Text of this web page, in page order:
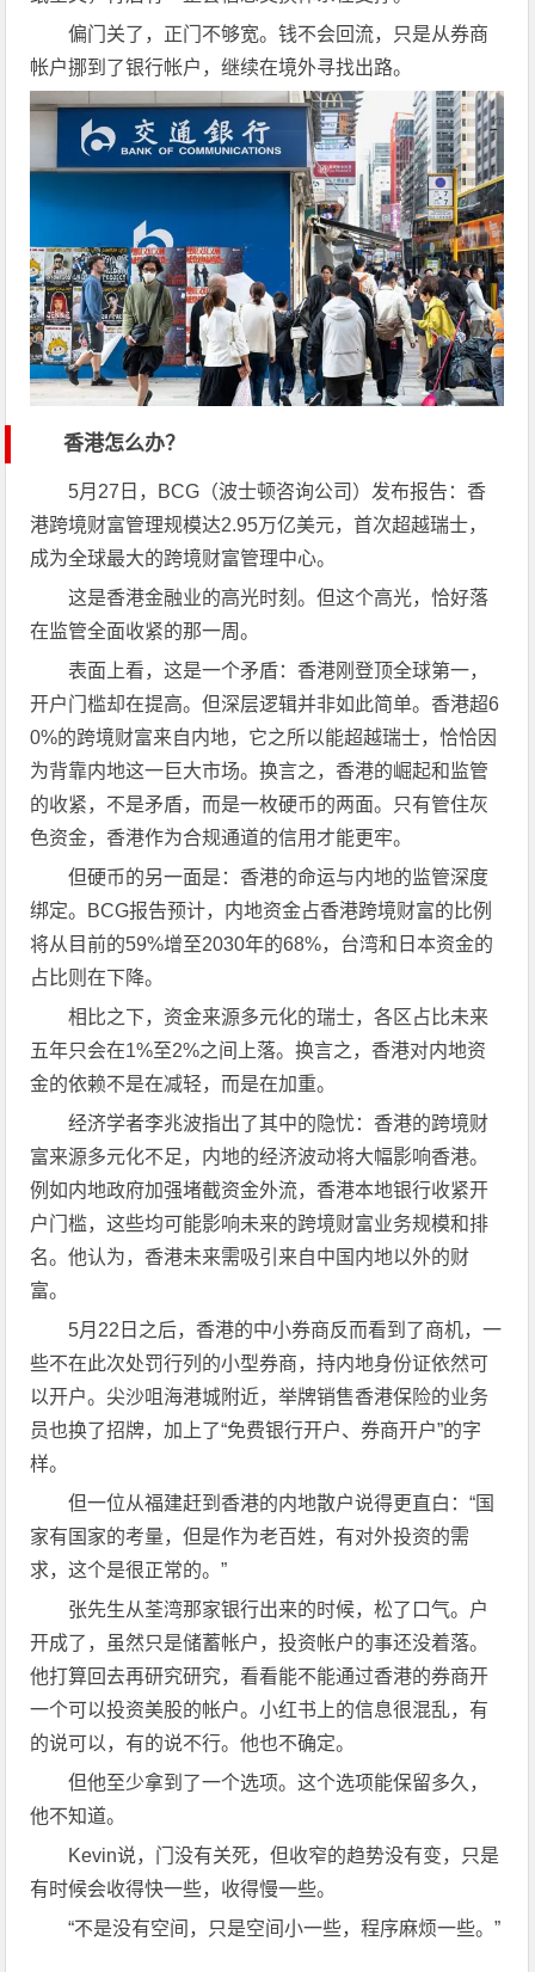
偏门关了，正门不够宽。钱不会回流，只是从券商
帐户挪到了银行帐户，继续在境外寻找出路。
香港怎么办？
5月27日，BCG（波士顿咨询公司）发布报告：香
港跨境财富管理规模达2.95万亿美元，首次超越瑞士，
成为全球最大的跨境财富管理中心。
这是香港金融业的高光时刻。但这个高光，恰好落
在监管全面收紧的那一周。
表面上看，这是一个矛盾：香港刚登顶全球第一，
开户门槛却在提高。但深层逻辑并非如此简单。香港超6
0%的跨境财富来自内地，它之所以能超越瑞士，恰恰因
为背靠内地这一巨大市场。换言之，香港的崛起和监管
的收紧，不是矛盾，而是一枚硬币的两面。只有管住灰
色资金，香港作为合规通道的信用才能更牢。
但硬币的另一面是：香港的命运与内地的监管深度
绑定。BCG报告预计，内地资金占香港跨境财富的比例
将从目前的59%增至2030年的68%，台湾和日本资金的
占比则在下降。
相比之下，资金来源多元化的瑞士，各区占比未来
五年只会在1%至2%之间上落。换言之，香港对内地资
金的依赖不是在减轻，而是在加重。
经济学者李兆波指出了其中的隐忧：香港的跨境财
富来源多元化不足，内地的经济波动将大幅影响香港。
例如内地政府加强堵截资金外流，香港本地银行收紧开
户门槛，这些均可能影响未来的跨境财富业务规模和排
名。他认为，香港未来需吸引来自中国内地以外的财
富。
5月22日之后，香港的中小券商反而看到了商机，一
些不在此次处罚行列的小型券商，持内地身份证依然可
以开户。尖沙咀海港城附近，举牌销售香港保险的业务
员也换了招牌，加上了“免费银行开户、券商开户”的字
样。
但一位从福建赶到香港的内地散户说得更直白：“国
家有国家的考量，但是作为老百姓，有对外投资的需
求，这个是很正常的。”
张先生从荃湾那家银行出来的时候，松了口气。户
开成了，虽然只是储蓄帐户，投资帐户的事还没着落。
他打算回去再研究研究，看看能不能通过香港的券商开
一个可以投资美股的帐户。小红书上的信息很混乱，有
的说可以，有的说不行。他也不确定。
但他至少拿到了一个选项。这个选项能保留多久，
他不知道。
Kevin说，门没有关死，但收窄的趋势没有变，只是
有时候会收得快一些，收得慢一些。
“不是没有空间，只是空间小一些，程序麻烦一些。”